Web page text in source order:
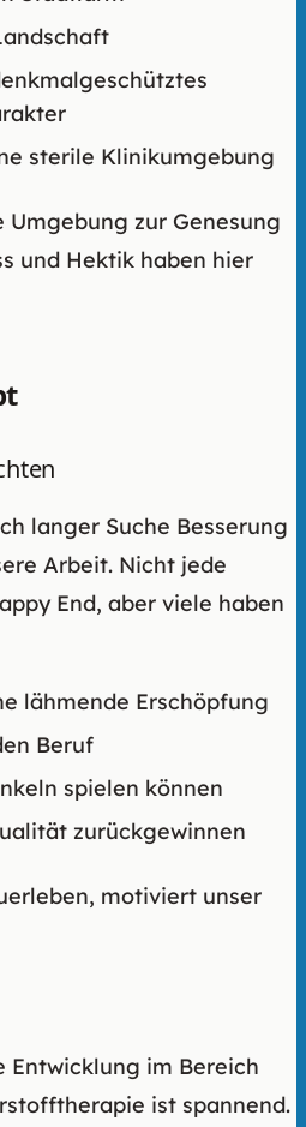
sterile Klinikumgebung
Umgebung zur Genesung
und Hektik haben hier
langer Suche Besserung
Arbeit. Nicht jede
End, aber viele haben
lähmende Erschöpfung
Beruf
spielen können
zurückgewinnen
motiviert unser
Entwicklung im Bereich
ist spannend.